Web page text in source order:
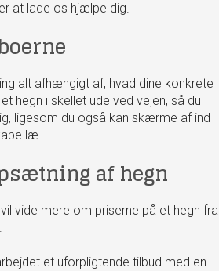
at lade os hjælpe dig.
alt afhængigt af, hvad dine konkrete
hegn i skellet ude ved vejen, så du
ligesom du også kan skærme af ind
læ.
af hegn
vide mere om priserne på et hegn fra
et uforpligtende tilbud med en